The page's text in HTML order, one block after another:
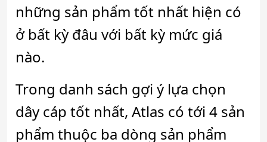
những sản phẩm tốt nhất hiện có
ở bất kỳ đâu với bất kỳ mức giá
nào.
Trong danh sách gợi ý lựa chọn
dây cáp tốt nhất, Atlas có tới 4 sản
phẩm thuộc ba dòng sản phẩm